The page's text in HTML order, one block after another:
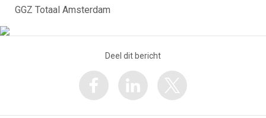
GGZ Totaal Amsterdam
Deel dit bericht